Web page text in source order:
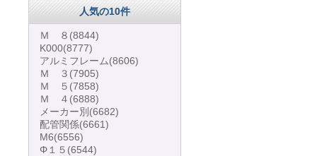
人気の10件
Ｍ ８ (8844)
K000(8777)
アルミフレーム(8606)
Ｍ ３ (7905)
Ｍ ５ (7858)
Ｍ ４ (6888)
メーカー別 (6682)
配管関係(6661)
M6(6556)
Φ１５ (6544)